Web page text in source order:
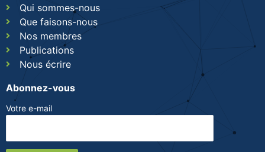
Qui sommes-nous
Que faisons-nous
Nos membres
Publications
Nous écrire
Abonnez-vous
Votre e-mail